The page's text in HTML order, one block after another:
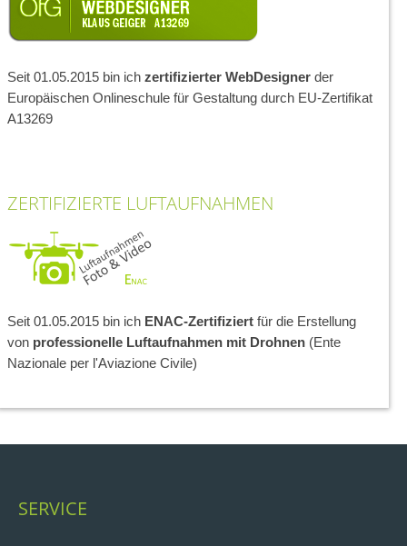
Seit 01.05.2015 bin ich zertifizierter WebDesigner der
Europäischen Onlineschule für Gestaltung durch EU-Zertifikat
A13269
ZERTIFIZIERTE LUFTAUFNAHMEN
Seit 01.05.2015 bin ich ENAC-Zertifiziert für die Erstellung
von professionelle Luftaufnahmen mit Drohnen (Ente
Nazionale per l'Aviazione Civile)
SERVICE